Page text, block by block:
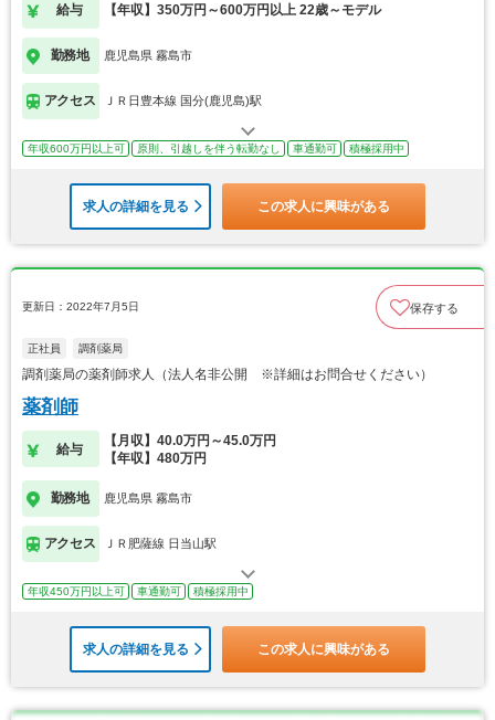
給与 【年収】350万円～600万円以上 22歳～モデル
勤務地 鹿児島県 霧島市
アクセス ＪＲ日豊本線 国分(鹿児島)駅
年収600万円以上可 原則、引越しを伴う転勤なし 車通勤可 積極採用中
求人の詳細を見る この求人に興味がある
更新日：2022年7月5日 保存する
正社員 調剤薬局
調剤薬局の薬剤師求人（法人名非公開 ※詳細はお問合せください）
薬剤師
給与
【月収】40.0万円～45.0万円
【年収】480万円
勤務地 鹿児島県 霧島市
アクセス ＪＲ肥薩線 日当山駅
年収450万円以上可 車通勤可 積極採用中
求人の詳細を見る この求人に興味がある